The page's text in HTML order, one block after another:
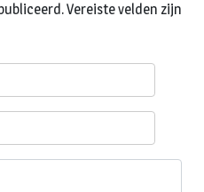
Vereiste velden zijn